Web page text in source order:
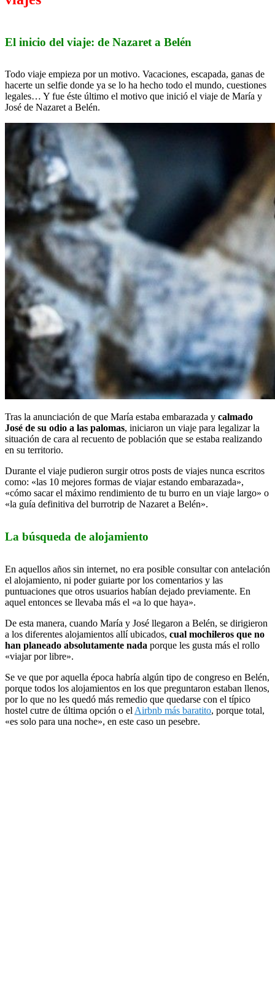
El inicio del viaje: de Nazaret a Belén
Todo viaje empieza por un motivo. Vacaciones, escapada, ganas de
hacerte un selfie donde ya se lo ha hecho todo el mundo, cuestiones
legales… Y fue éste último el motivo que inició el viaje de María y
José de Nazaret a Belén.
Tras la anunciación de que María estaba embarazada y calmado
José de su odio a las palomas, iniciaron un viaje para legalizar la
situación de cara al recuento de población que se estaba realizando
en su territorio.
Durante el viaje pudieron surgir otros posts de viajes nunca escritos
como: «las 10 mejores formas de viajar estando embarazada»,
«cómo sacar el máximo rendimiento de tu burro en un viaje largo» o
«la guía definitiva del burrotrip de Nazaret a Belén».
La búsqueda de alojamiento
En aquellos años sin internet, no era posible consultar con antelación
el alojamiento, ni poder guiarte por los comentarios y las
puntuaciones que otros usuarios habían dejado previamente. En
aquel entonces se llevaba más el «a lo que haya».
De esta manera, cuando María y José llegaron a Belén, se dirigieron
a los diferentes alojamientos allí ubicados, cual mochileros que no
han planeado absolutamente nada porque les gusta más el rollo
«viajar por libre».
Se ve que por aquella época habría algún tipo de congreso en Belén,
porque todos los alojamientos en los que preguntaron estaban llenos,
por lo que no les quedó más remedio que quedarse con el típico
hostel cutre de última opción o el Airbnb más baratito, porque total,
«es solo para una noche», en este caso un pesebre.